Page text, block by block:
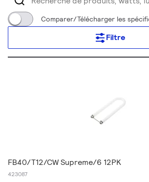
Comparer/Télécharger les
Filtre
FB40/T12/CW Supreme/6 12PK
423087